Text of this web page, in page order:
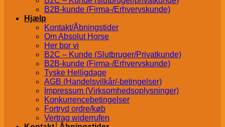
B2B-kunde (Firma-/Erhvervskunde)
Hjælp
Kontakt/Åbningstider
Om Absolut Horse
Her bor vi
B2C – Kunde (Slutbruger/Privatkunde)
B2B-kunde (Firma-/Erhvervskunde)
Tyske Helligdage
AGB (Handelsvilkår/-betingelser)
Impressum (Virksomhedsoplysninger)
Konkurrencebetingelser
Fortryd ordre/køb
Vertrag widerrufen